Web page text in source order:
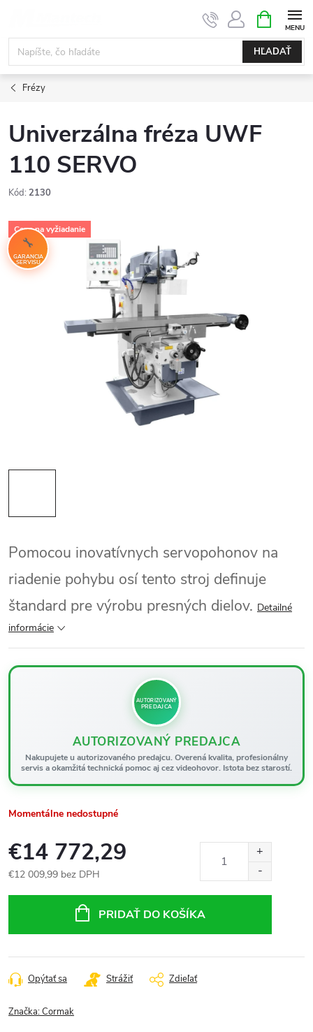
obsah
HĽADAŤ
KOŠÍK
Frézy
Univerzálna fréza UWF
110 SERVO
Kód: 2130
Cena na vyžiadanie
GARANCIA
SERVISU
Pomocou inovatívnych servopohonov na
riadenie pohybu osí tento stroj definuje
štandard pre výrobu presných dielov. Detailné
informácie
AUTORIZOVANÝ
PREDAJCA
AUTORIZOVANÝ PREDAJCA
Nakupujete u autorizovaného predajcu. Overená kvalita, profesionálny
servis a okamžitá technická pomoc aj cez videohovor. Istota bez starostí.
Momentálne nedostupné
€14 772,29
€12 009,99 bez DPH
PRIDAŤ DO KOŠÍKA
Opýtať sa Strážiť Zdieľať
Značka:Cormak